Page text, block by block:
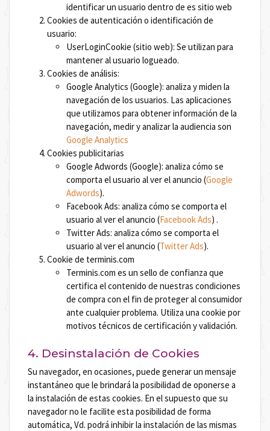
identificar un usuario dentro de es sitio web
Cookies de autenticación o identificación de
usuario:
UserLoginCookie (sitio web): Se utilizan para
mantener al usuario logueado.
Cookies de análisis:
Google Analytics (Google): analiza y miden la
navegación de los usuarios. Las aplicaciones
que utilizamos para obtener información de la
navegación, medir y analizar la audiencia son
Google Analytics
Cookies publicitarias
Google Adwords (Google): analiza cómo se
comporta el usuario al ver el anuncio (Google
Adwords).
Facebook Ads: analiza cómo se comporta el
usuario al ver el anuncio (Facebook Ads) .
Twitter Ads: analiza cómo se comporta el
usuario al ver el anuncio (Twitter Ads).
Cookie de terminis.com
Terminis.com es un sello de confianza que
certifica el contenido de nuestras condiciones
de compra con el fin de proteger al consumidor
ante cualquier problema. Utiliza una cookie por
motivos técnicos de certificación y validación.
4. Desinstalación de Cookies
Su navegador, en ocasiones, puede generar un mensaje
instantáneo que le brindará la posibilidad de oponerse a
la instalación de estas cookies. En el supuesto que su
navegador no le facilite esta posibilidad de forma
automática, Vd. podrá inhibir la instalación de las mismas